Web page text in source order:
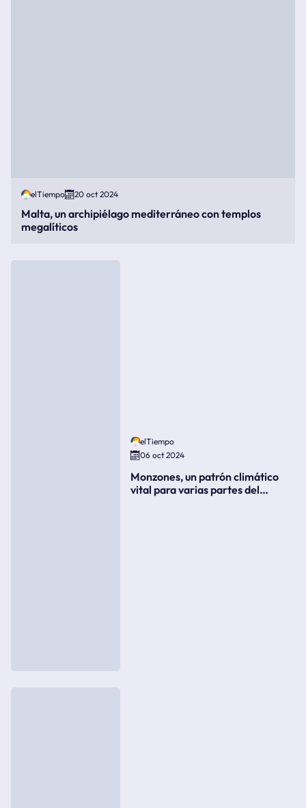
elTiempo 20 oct 2024
Malta, un archipiélago mediterráneo con templos
megalíticos
elTiempo
06 oct 2024
Monzones, un patrón climático
vital para varias partes del